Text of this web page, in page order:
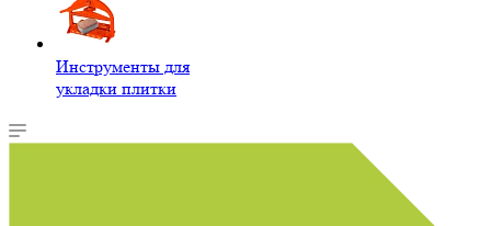
Инструменты для
укладки плитки